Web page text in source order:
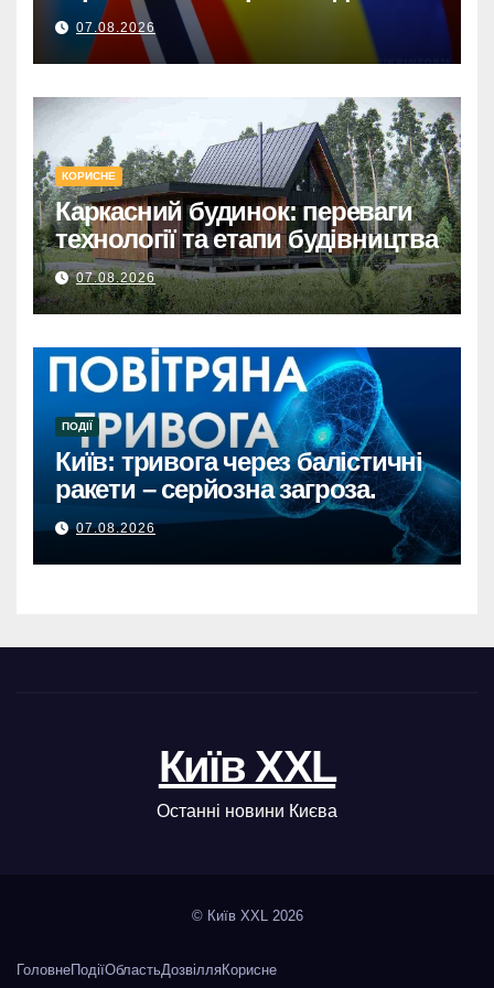
від НорвегіїКиївщина та
Сумщина: Норвезька допомога
з електрообладнанням для
відновлення.
07.08.2026
КОРИСНЕ
Каркасний будинок: переваги
технології та етапи будівництва
07.08.2026
ПОДІЇ
Київ: тривога через балістичні
ракети – серйозна загроза.
07.08.2026
Київ XXL
Останні новини Києва
© Київ XXL 2026
ГоловнеПодіїОбластьДозвілляКорисне